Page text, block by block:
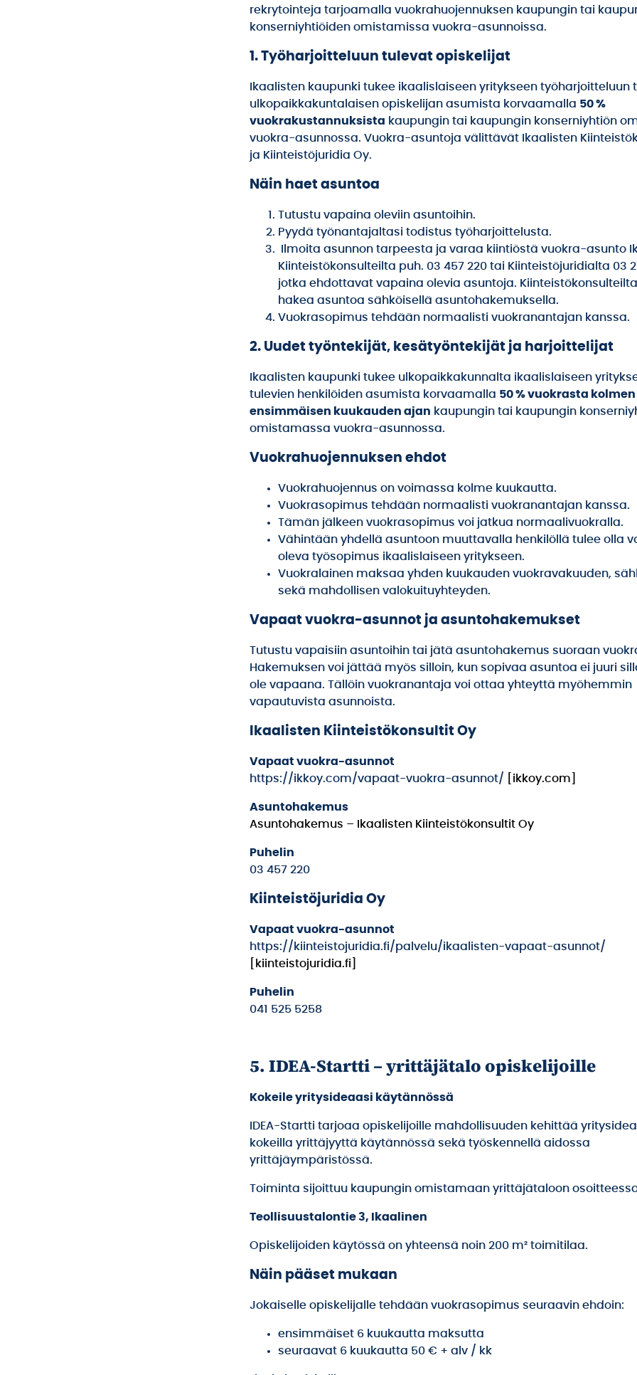
rekrytointeja tarjoamalla vuokrahuojennuksen kaupungin tai
konserniyhtiöiden omistamissa vuokra-asunnoissa.
1. Työharjoitteluun tulevat opiskelijat
Ikaalisten kaupunki tukee ikaalislaiseen yritykseen työharjoitteluun
ulkopaikkakuntalaisen opiskelijan asumista korvaamalla 50 %
vuokrakustannuksista kaupungin tai kaupungin konserniyhtiön
vuokra-asunnossa. Vuokra-asuntoja välittävät Ikaalisten
ja Kiinteistöjuridia Oy.
Näin haet asuntoa
Tutustu vapaina oleviin asuntoihin.
Pyydä työnantajaltasi todistus työharjoittelusta.
Ilmoita asunnon tarpeesta ja varaa kiintiöstä vuokra-asunto
Kiinteistökonsulteilta puh. 03 457 220 tai Kiinteistöjuridialta 03
jotka ehdottavat vapaina olevia asuntoja.
hakea asuntoa sähköisellä asuntohakemuksella.
Vuokrasopimus tehdään normaalisti vuokranantajan kanssa.
2. Uudet työntekijät, kesätyöntekijät ja harjoittelijat
Ikaalisten kaupunki tukee ulkopaikkakunnalta ikaalislaiseen
tulevien henkilöiden asumista korvaamalla 50 % vuokrasta kolmen
ensimmäisen kuukauden ajan kaupungin tai kaupungin
omistamassa vuokra-asunnossa.
Vuokrahuojennuksen ehdot
Vuokrahuojennus on voimassa kolme kuukautta.
Vuokrasopimus tehdään normaalisti vuokranantajan kanssa.
Tämän jälkeen vuokrasopimus voi jatkua normaalivuokralla.
Vähintään yhdellä asuntoon muuttavalla henkilöllä tulee olla
oleva työsopimus ikaalislaiseen yritykseen.
Vuokralainen maksaa yhden kuukauden vuokravakuuden,
sekä mahdollisen valokuituyhteyden.
Vapaat vuokra-asunnot ja asuntohakemukset
Tutustu vapaisiin asuntoihin tai jätä asuntohakemus suoraan
Hakemuksen voi jättää myös silloin, kun sopivaa asuntoa ei juuri
ole vapaana. Tällöin vuokranantaja voi ottaa yhteyttä myöhemmin
vapautuvista asunnoista.
Ikaalisten Kiinteistökonsultit Oy
Vapaat vuokra-asunnot
https://ikkoy.com/vapaat-vuokra-asunnot/
[ikkoy.com]
Asuntohakemus
Asuntohakemus – Ikaalisten Kiinteistökonsultit Oy
Puhelin
03 457 220
Kiinteistöjuridia Oy
Vapaat vuokra-asunnot
https://kiinteistojuridia.fi/palvelu/ikaalisten-vapaat-asunnot/
[kiinteistojuridia.fi]
Puhelin
041 525 5258
5. IDEA-Startti – yrittäjätalo opiskelijoille
Kokeile yritysideaasi käytännössä
IDEA-Startti tarjoaa opiskelijoille mahdollisuuden kehittää
kokeilla yrittäjyyttä käytännössä sekä työskennellä aidossa
yrittäjäympäristössä.
Toiminta sijoittuu kaupungin omistamaan yrittäjätaloon
Teollisuustalontie 3, Ikaalinen
Opiskelijoiden käytössä on yhteensä noin 200 m² toimitilaa.
Näin pääset mukaan
Jokaiselle opiskelijalle tehdään vuokrasopimus seuraavin ehdoin:
ensimmäiset 6 kuukautta maksutta
seuraavat 6 kuukautta 50 € + alv / kk